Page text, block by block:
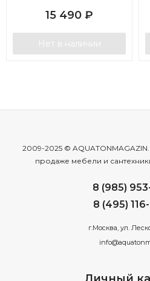
15 490 ₽
Нет в наличии
2009-2025 ©
продаже мебели и
8 (985)
8 (495)
г.Москва, ул.